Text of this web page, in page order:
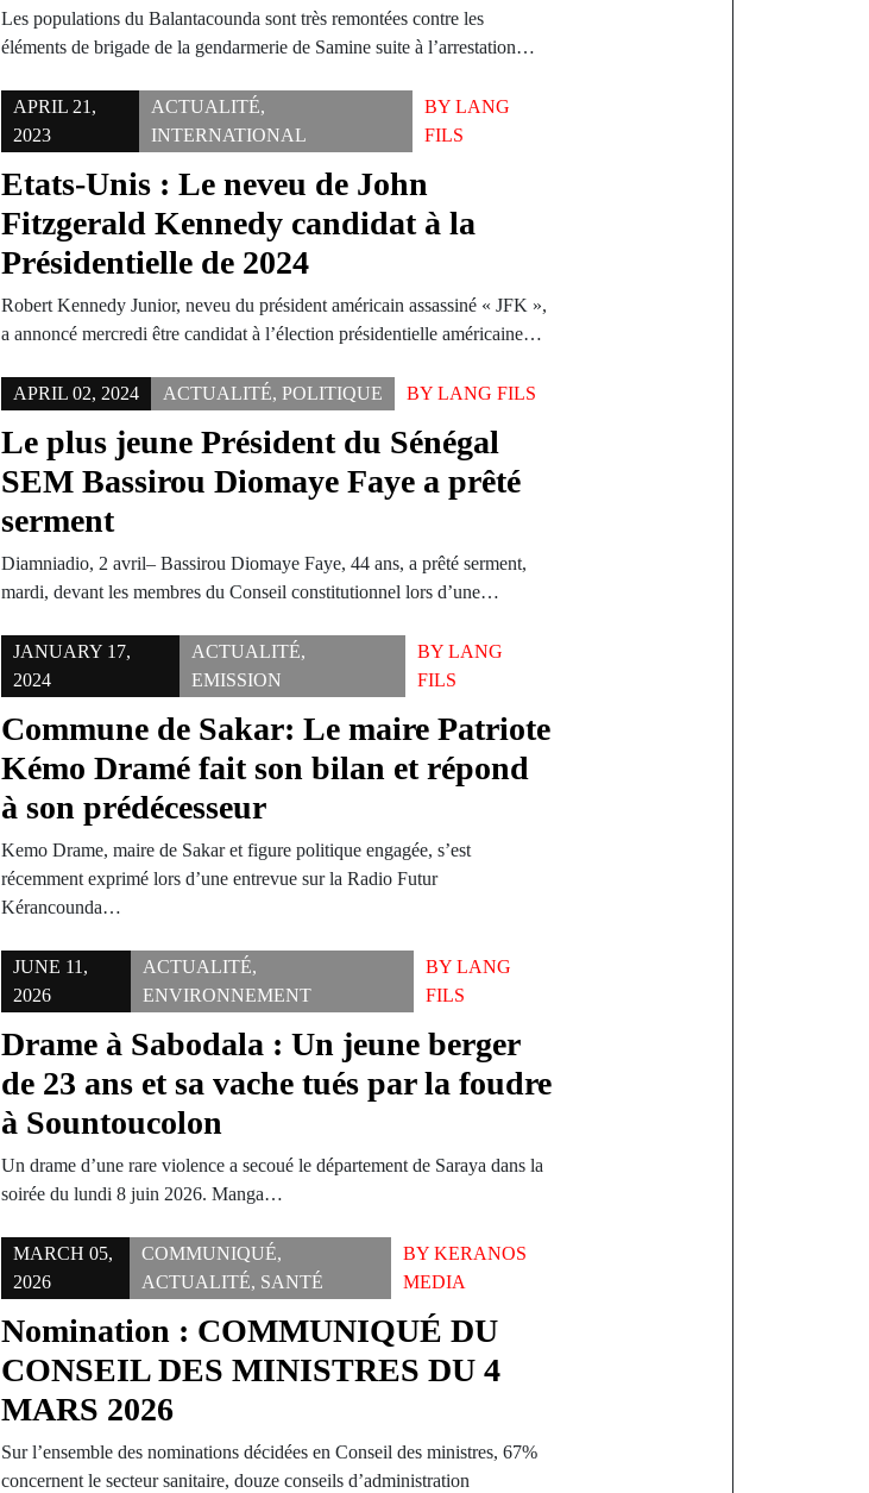
Les populations du Balantacounda sont très remontées contre les
éléments de brigade de la gendarmerie de Samine suite à l’arrestation…
APRIL 21,
2023
ACTUALITÉ,
INTERNATIONAL
BYLANG
FILS
Etats-Unis : Le neveu de John
Fitzgerald Kennedy candidat à la
Présidentielle de 2024
Robert Kennedy Junior, neveu du président américain assassiné « JFK »,
a annoncé mercredi être candidat à l’élection présidentielle américaine…
APRIL 02, 2024 ACTUALITÉ,POLITIQUE BYLANG FILS
Le plus jeune Président du Sénégal
SEM Bassirou Diomaye Faye a prêté
serment
Diamniadio, 2 avril– Bassirou Diomaye Faye, 44 ans, a prêté serment,
mardi, devant les membres du Conseil constitutionnel lors d’une…
JANUARY 17,
2024
ACTUALITÉ,
EMISSION
BY LANG
FILS
Commune de Sakar: Le maire Patriote
Kémo Dramé fait son bilan et répond
à son prédécesseur
Kemo Drame, maire de Sakar et figure politique engagée, s’est
récemment exprimé lors d’une entrevue sur la Radio Futur
Kérancounda…
JUNE 11,
2026
ACTUALITÉ,
ENVIRONNEMENT
BY LANG
FILS
Drame à Sabodala : Un jeune berger
de 23 ans et sa vache tués par la foudre
à Sountoucolon
Un drame d’une rare violence a secoué le département de Saraya dans la
soirée du lundi 8 juin 2026. Manga…
MARCH 05,
2026
COMMUNIQUÉ,
ACTUALITÉ, SANTÉ
BY KERANOS
MEDIA
Nomination : COMMUNIQUÉ DU
CONSEIL DES MINISTRES DU 4
MARS 2026
Sur l’ensemble des nominations décidées en Conseil des ministres, 67%
concernent le secteur sanitaire, douze conseils d’administration